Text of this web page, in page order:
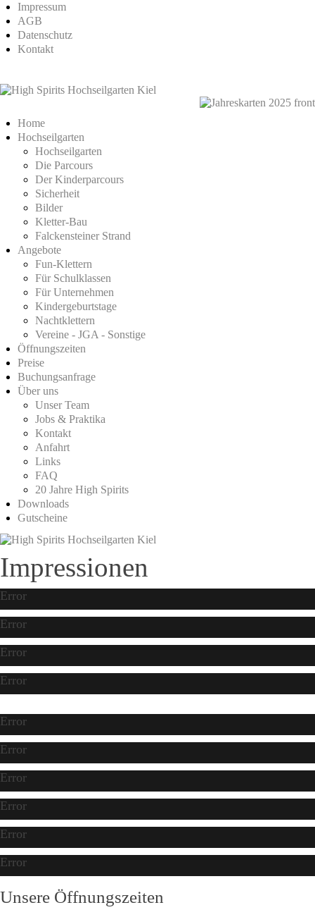
Impressum
AGB
Datenschutz
Kontakt
Home
Hochseilgarten
Hochseilgarten
Die Parcours
Der Kinderparcours
Sicherheit
Bilder
Kletter-Bau
Falckensteiner Strand
Angebote
Fun-Klettern
Für Schulklassen
Für Unternehmen
Kindergeburtstage
Nachtklettern
Vereine - JGA - Sonstige
Öffnungszeiten
Preise
Buchungsanfrage
Über uns
Unser Team
Jobs & Praktika
Kontakt
Anfahrt
Links
FAQ
20 Jahre High Spirits
Downloads
Gutscheine
Impressionen
Error
Error
Error
Error
Error
Error
Error
Error
Error
Error
Unsere Öffnungszeiten